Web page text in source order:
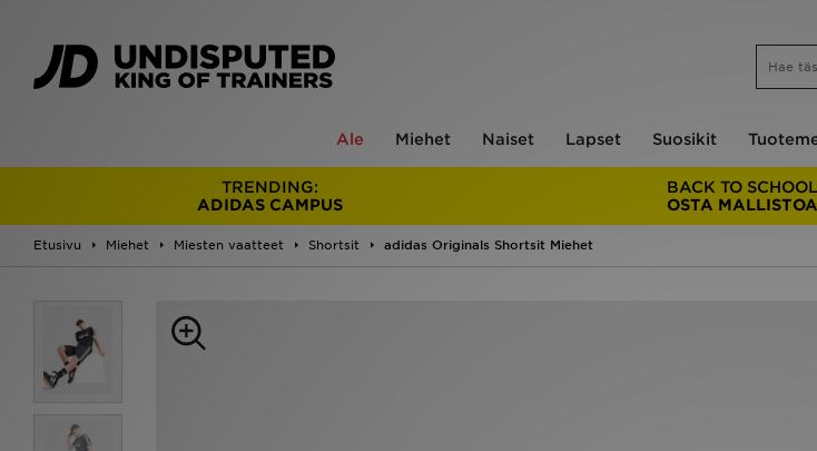
Ale Miehet Naiset Lapset Suosikit
TRENDING:
ADIDAS CAMPUS
BACK TO SCHOOL
OSTA MALLISTOA
Etusivu Miehet Miesten vaatteet Shortsit adidas Originals Shortsit Miehet